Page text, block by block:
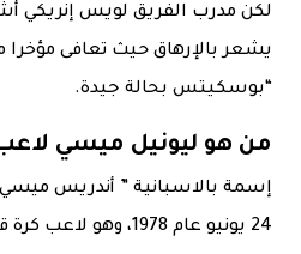
لكن مدرب الفريق لويس إنريكي
يشعر بالإرهاق حيث تعافى مؤخرا
“بوسكيتس بحالة جيدة.
من هو ليونيل ميسي
إسمة بالاسبانية ” أندريس ميسي
24 يونيو عام 1978،